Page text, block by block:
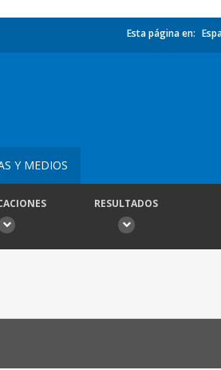
Esta página en:
Y MEDIOS
RESULTADOS